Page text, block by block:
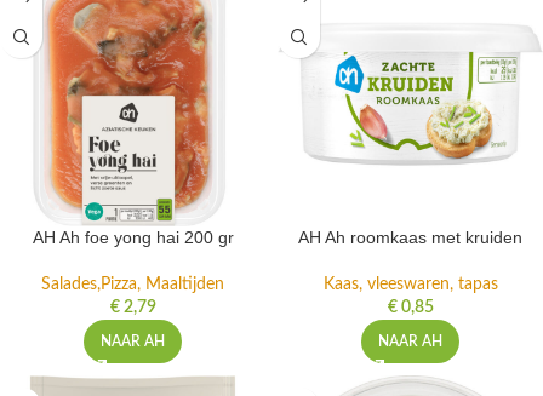
AH Ah foe yong hai 200 gr
Salades,Pizza, Maaltijden
€2,79
NAAR AH
AH Ah roomkaas met kruiden
Kaas, vleeswaren, tapas
€0,85
NAAR AH